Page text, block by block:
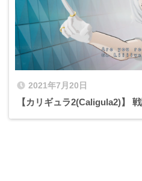
2021年7月20日
【カリギュラ2(Caligula2)】